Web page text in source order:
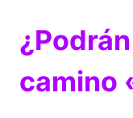
camino